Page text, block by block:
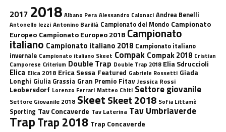
2017 2018 Albano Pera Alessandro Calonaci Andrea Benelli
Antonello Iezzi Antonino Barillà Campionato del Mondo Campionato
Europeo Campionato Europeo 2018 Campionato
italiano Campionato italiano 2018 Campionato italiano
invernale Campionato italiano Skeet Compak Compak 2018 Cristian
Camporese Criterium Double Trap Double Trap 2018 Elia Sdruccioli
Elica Elica 2018 Erica Sessa Featured Gabriele Rossetti Giada
Longhi Giulia Grassia Gran Premio Fitav Jessica Rossi
Leobersdorf Lorenzo Ferrari Matteo Chiti Settore giovanile
Settore Giovanile 2018 SkeetSkeet 2018 Sofia Littamè
Sporting Tav Concaverde Tav Laterina Tav Umbriaverde
TrapTrap 2018 Trap Concaverde